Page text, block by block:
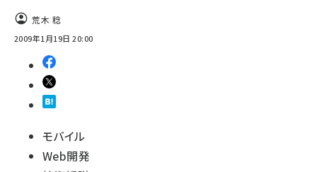
荒木 稔
2009年1月19日 20:00
モバイル
Web開発